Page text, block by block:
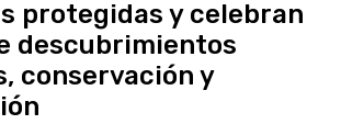
protegidas y celebran
descubrimientos
conservación y